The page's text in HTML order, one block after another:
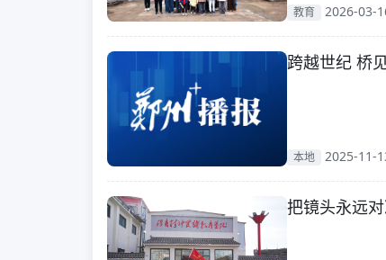
教育 2026-03-
跨越世纪 桥
本地 2025-11-
把镜头永远